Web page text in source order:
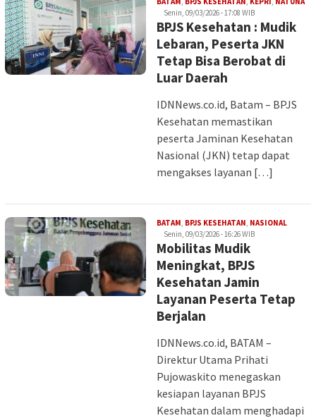
Senin, 09/03/2026 - 17:08 WIB
BPJS Kesehatan : Mudik
Lebaran, Peserta JKN
Tetap Bisa Berobat di
Luar Daerah
IDNNews.co.id, Batam – BPJS
Kesehatan memastikan
peserta Jaminan Kesehatan
Nasional (JKN) tetap dapat
mengakses layanan […]
BATAM, BPJS KESEHATAN, NASIONALIman
Senin, 09/03/2026 - 16:26 WIB
Mobilitas Mudik
Meningkat, BPJS
Kesehatan Jamin
Layanan Peserta Tetap
Berjalan
IDNNews.co.id, BATAM –
Direktur Utama Prihati
Pujowaskito menegaskan
kesiapan layanan BPJS
Kesehatan dalam menghadapi